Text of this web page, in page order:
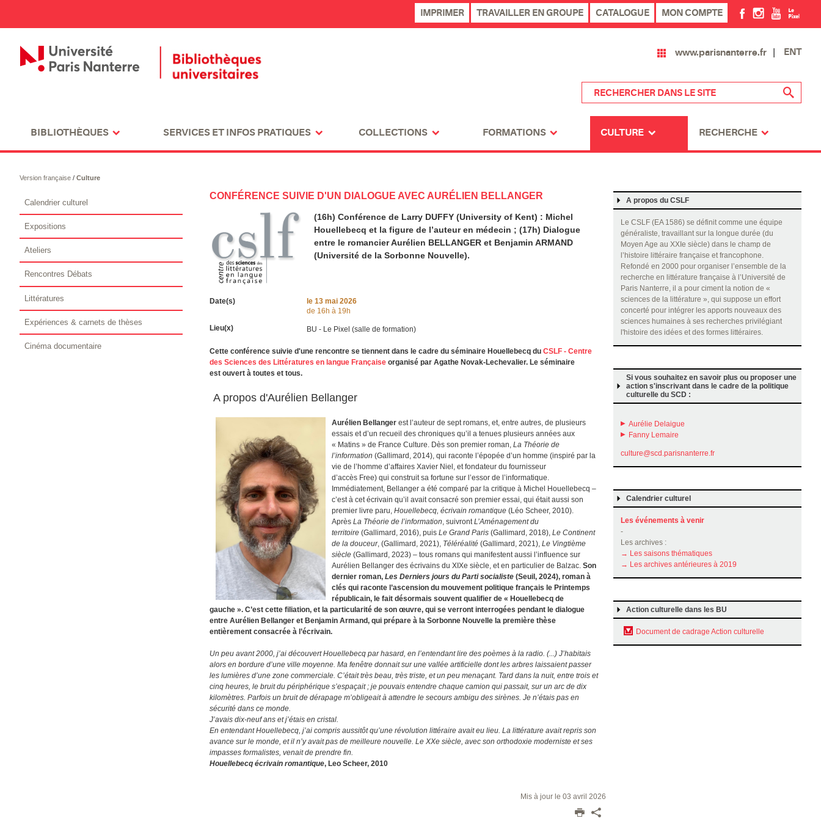
IMPRIMER TRAVAILLER EN GROUPE CATALOGUE MON COMPTE
www.parisnanterre.fr ENT
BIBLIOTHÈQUES SERVICES ET INFOS PRATIQUES COLLECTIONS FORMATIONS CULTURE RECHERCHE
Version française/ Culture
CONFÉRENCE SUIVIE D'UN DIALOGUE AVEC AURÉLIEN BELLANGER
(16h) Conférence de Larry DUFFY (University of Kent) : Michel
Houellebecq et la figure de l’auteur en médecin ; (17h) Dialogue
entre le romancier Aurélien BELLANGER et Benjamin ARMAND
(Université de la Sorbonne Nouvelle).
Date(s) le 13 mai 2026
de 16h à 19h
Lieu(x)
BU - Le Pixel (salle de formation)
Cette conférence suivie d'une rencontre se tiennent dans le cadre du séminaire Houellebecq duCSLF - Centre
des Sciences des Littératures en langue Française organisé par Agathe Novak-Lechevalier. Le séminaire
est ouvert à toutes et tous.
A propos d'Aurélien Bellanger
Aurélien Bellangerest l’auteur de sept romans, et, entre autres, de plusieurs
essais et d’un recueil des chroniques qu’il a tenues plusieurs années aux
« Matins » de France Culture. Dès son premier roman, La Théorie de
l’information(Gallimard, 2014), qui raconte l’épopée d’un homme (inspiré par la
vie de l’homme d’affaires Xavier Niel, et fondateur du fournisseur
d’accès Free) qui construit sa fortune sur l’essor de l’informatique.
Immédiatement, Bellanger a été comparé par la critique à Michel Houellebecq –
c’est à cet écrivain qu’il avait consacré son premier essai, qui était aussi son
premier livre paru,Houellebecq, écrivain romantique (Léo Scheer, 2010).
AprèsLa Théorie de l’information, suivrontL’Aménagement du
territoire(Gallimard, 2016), puisLe Grand Paris(Gallimard, 2018),Le Continent
de la douceur, (Gallimard, 2021), Téléréalité(Gallimard, 2021),Le Vingtième
siècle (Gallimard, 2023) – tous romans qui manifestent aussi l’influence sur
Aurélien Bellanger des écrivains du XIXe siècle, et en particulier de Balzac.Son
dernier roman,Les Derniers jours du Parti socialiste(Seuil, 2024), roman à
clés qui raconte l’ascension du mouvement politique français le Printemps
républicain, le fait désormais souvent qualifier de « Houellebecq de
gauche ». C’est cette filiation, et la particularité de son œuvre, qui se verront interrogées pendant le dialogue
entre Aurélien Bellanger et Benjamin Armand, qui prépare à la Sorbonne Nouvelle la première thèse
entièrement consacrée à l’écrivain.
Un peu avant 2000, j’ai découvert Houellebecq par hasard, en l’entendant lire des poèmes à la radio. (...) J’habitais
alors en bordure d’une ville moyenne. Ma fenêtre donnait sur une vallée artificielle dont les arbres laissaient passer
les lumières d’une zone commerciale. C’était très beau, très triste, et un peu menaçant. Tard dans la nuit, entre trois et
cinq heures, le bruit du périphérique s’espaçait ; je pouvais entendre chaque camion qui passait, sur un arc de dix
kilomètres. Parfois un bruit de dérapage m’obligeait à attendre le secours ambigu des sirènes. Je n’étais pas en
sécurité dans ce monde.
J’avais dix-neuf ans et j’étais en cristal.
En entendant Houellebecq, j’ai compris aussitôt qu’une révolution littéraire avait eu lieu. La littérature avait repris son
avance sur le monde, et il n’y avait pas de meilleure nouvelle. Le XXe siècle, avec son orthodoxie moderniste et ses
impasses formalistes, venait de prendre fin.
Houellebecq écrivain romantique, Leo Scheer, 2010
Mis à jour le 03 avril 2026
A propos du CSLF
Le CSLF (EA 1586) se définit comme une équipe
généraliste, travaillant sur la longue durée (du
Moyen Age au XXIe siècle) dans le champ de
l’histoire littéraire française et francophone.
Refondé en 2000 pour organiser l’ensemble de la
recherche en littérature française à l’Université de
Paris Nanterre, il a pour ciment la notion de «
sciences de la littérature », qui suppose un effort
concerté pour intégrer les apports nouveaux des
sciences humaines à ses recherches privilégiant
l'histoire des idées et des formes littéraires.
Si vous souhaitez en savoir plus ou proposer une
action s'inscrivant dans le cadre de la politique
culturelle du SCD :
Aurélie Delaigue
Fanny Lemaire
culture@scd.parisnanterre.fr
Calendrier culturel
Les événements à venir
-
Les archives :
→ Les saisons thématiques
→ Les archives antérieures à 2019
Action culturelle dans les BU
Document de cadrage Action culturelle
Calendrier culturel
Expositions
Ateliers
Rencontres Débats
Littératures
Expériences & carnets de thèses
Cinéma documentaire